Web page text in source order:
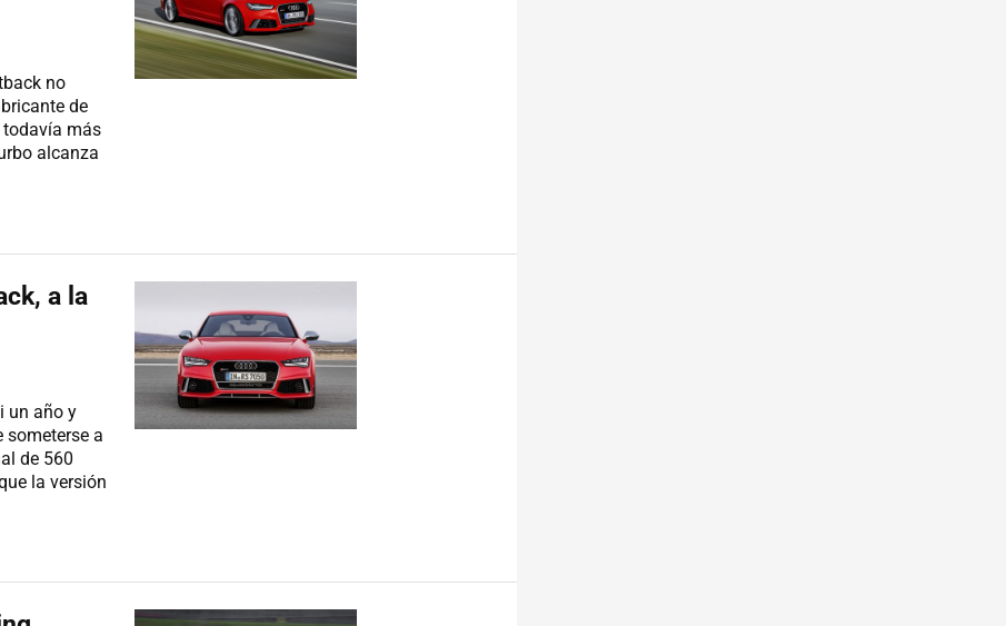
no
de
todavía más
alcanza
a la
un año y
someterse a
de 560
la versión